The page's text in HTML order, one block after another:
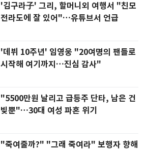
'김구라子' 그리, 할머니외 여행서 "친모
전라도에 잘 있어"…유튜브서 언급
'데뷔 10주년' 임영웅 "20여명의 팬들로
시작해 여기까지…진심 감사"
"5500만원 날리고 급등주 단타, 남은 건
빚뿐"…30대 여성 파혼 위기
"죽여줄까?" "그래 죽여라" 보행자 향해